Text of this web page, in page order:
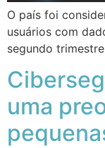
O país foi
usuários com
segundo
uma